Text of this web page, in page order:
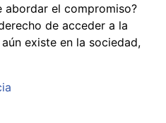
abordar el compromiso?
de acceder a la
existe en la sociedad,